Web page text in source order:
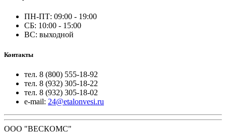
ПН-ПТ: 09:00 - 19:00
СБ: 10:00 - 15:00
ВС: выходной
Контакты
тел. 8 (800) 555-18-92
тел. 8 (932) 305-18-22
тел. 8 (932) 305-18-02
e-mail: 24@etalonvesi.ru
ООО "ВЕСКОМС"